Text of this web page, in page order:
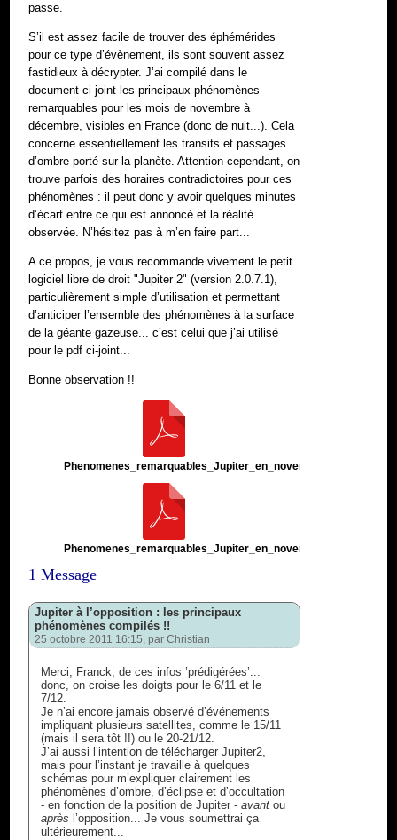
passe.
S’il est assez facile de trouver des éphémérides
pour ce type d’évènement, ils sont souvent assez
fastidieux à décrypter. J’ai compilé dans le
document ci-joint les principaux phénomènes
remarquables pour les mois de novembre à
décembre, visibles en France (donc de nuit...). Cela
concerne essentiellement les transits et passages
d’ombre porté sur la planète. Attention cependant, on
trouve parfois des horaires contradictoires pour ces
phénomènes : il peut donc y avoir quelques minutes
d’écart entre ce qui est annoncé et la réalité
observée. N’hésitez pas à m’en faire part...
A ce propos, je vous recommande vivement le petit
logiciel libre de droit "Jupiter 2" (version 2.0.7.1),
particulièrement simple d’utilisation et permettant
d’anticiper l’ensemble des phénomènes à la surface
de la géante gazeuse... c’est celui que j’ai utilisé
pour le pdf ci-joint...
Bonne observation !!
1 Message
Jupiter à l’opposition : les principaux
phénomènes compilés !!
25 octobre 2011 16:15, par Christian
Merci, Franck, de ces infos ’prédigérées’...
donc, on croise les doigts pour le 6/11 et le
7/12.
Je n’ai encore jamais observé d’événements
impliquant plusieurs satellites, comme le 15/11
(mais il sera tôt !!) ou le 20-21/12.
J’ai aussi l’intention de télécharger Jupiter2,
mais pour l’instant je travaille à quelques
schémas pour m’expliquer clairement les
phénomènes d’ombre, d’éclipse et d’occultation
- en fonction de la position de Jupiter - avant ou
après l’opposition... Je vous soumettrai ça
ultérieurement...